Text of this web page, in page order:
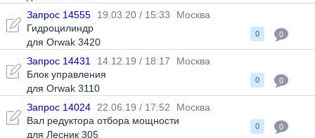
Запрос 14555 19.03.20 / 15:33
Москва
Гидроцилиндр
для Orwak 3420
0 0
Запрос 14431 14.12.19 / 18:17
Москва
Блок управления
для Orwak 3110
0 0
Запрос 14024 22.06.19 / 17:52
Москва
Вал редуктора отбора мощности
для Лесник 305
0 0